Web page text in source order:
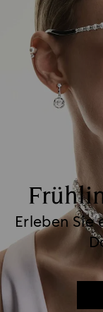
Erleben Sie